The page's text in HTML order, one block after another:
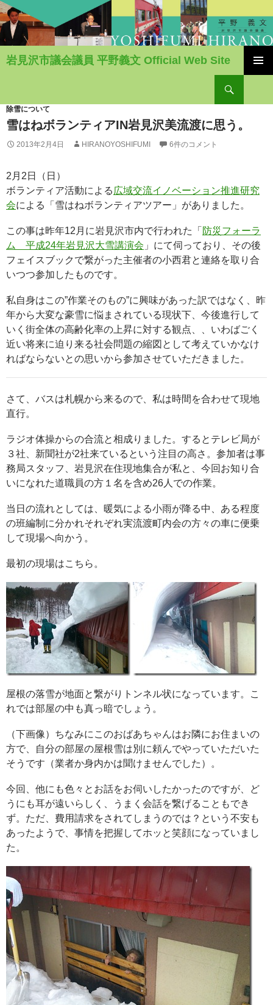
岩見沢市議会議員 平野義文 Official Web Site
ン
ツ
移
除雪について
雪はねボランティアIN岩見沢美流渡に思う。
2013年2月4日 HIRANOYOSHIFUMI 6件のコメント
2月2日（日）
ボランティア活動による 広域交流イノベーション推進研究
会による「雪はねボランティアツアー」がありました。
この事は昨年12月に岩見沢市内で行われた「 防災フォーラ
ム 平成24年岩見沢大雪講演会 」にて伺っており、その後
フェイスブックで繋がった主催者の小西君と連絡を取り合
いつつ参加したものです。
私自身はこの”作業そのもの”に興味があった訳ではなく、昨
年から大変な豪雪に悩まされている現状下、今後進行して
いく街全体の高齢化率の上昇に対する観点、、いわばごく
近い将来に迫り来る社会問題の縮図として考えていかなけ
ればならないとの思いから参加させていただきました。
さて、バスは札幌から来るので、私は時間を合わせて現地
直行。
ラジオ体操からの合流と相成りました。するとテレビ局が
３社、新聞社が2社来ているという注目の高さ。参加者は事
務局スタッフ、岩見沢在住現地集合が私と、今回お知り合
いになれた道職員の方１名を含め26人での作業。
当日の流れとしては、暖気による小雨が降る中、ある程度
の班編制に分かれそれぞれ実流渡町内会の方々の車に便乗
して現場へ向かう。
最初の現場はこちら。
屋根の落雪が地面と繋がりトンネル状になっています。こ
れでは部屋の中も真っ暗でしょう。
（下画像）ちなみにこのおばあちゃんはお隣にお住まいの
方で、自分の部屋の屋根雪は別に頼んでやっていただいた
そうです（業者か身内かは聞けませんでした）。
今回、他にも色々とお話をお伺いしたかったのですが、ど
うにも耳が遠いらしく、うまく会話を繋げることもでき
ず。ただ、費用請求をされてしまうのでは？という不安も
あったようで、事情を把握してホッと笑顔になっていまし
た。